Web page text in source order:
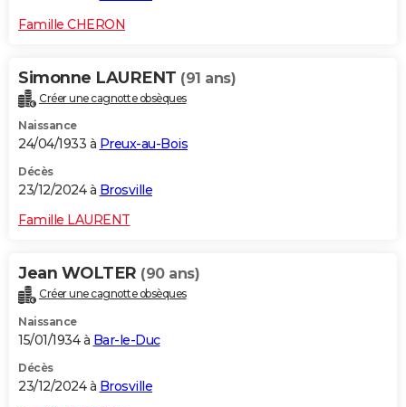
Famille CHERON
Simonne LAURENT (91 ans)
Créer une cagnotte obsèques
Naissance
24/04/1933 à Preux-au-Bois
Décès
23/12/2024 à Brosville
Famille LAURENT
Jean WOLTER (90 ans)
Créer une cagnotte obsèques
Naissance
15/01/1934 à Bar-le-Duc
Décès
23/12/2024 à Brosville